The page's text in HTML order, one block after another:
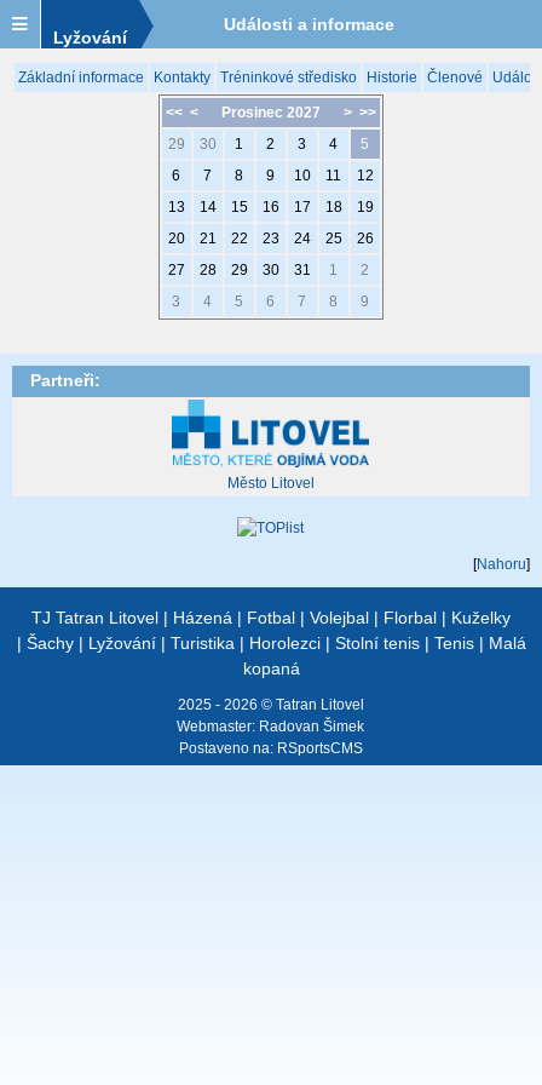
Lyžování
Události a informace
Základní informace Kontakty Tréninkové středisko Historie Členové
<< < > >>
Prosinec 2027
29
30 1 2 3 4
5
6
7 8 9 10 11
12
13
14 15 16 17 18
19
20
21 22 23 24 25
26
27
28 29 30 31 1
2
3
4 5 6 7 8 9
Partneři:
Město Litovel
[Nahoru]
TJ Tatran Litovel | Házená | Fotbal | Volejbal | Florbal | Kuželky
| Šachy| Lyžování| Turistika | Horolezci| Stolní tenis| Tenis| Malá
kopaná
2025 - 2026 © Tatran Litovel
Webmaster: Radovan Šimek
Postaveno na: RSportsCMS